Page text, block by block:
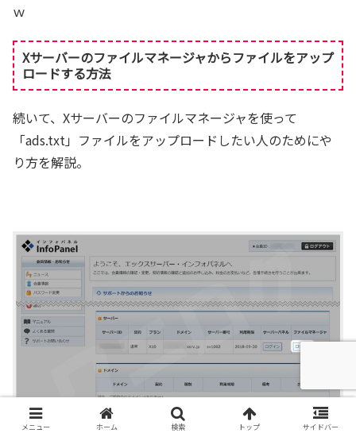
ｗ
Xサーバーのファイルマネージャからファイルをアップ
ロードする方法
続いて、Xサーバーのファイルマネージャを使って
「ads.txt」ファイルをアップロードしたい人のためにや
り方を解説。
メニュー ホーム 検索 トップ サイドバー